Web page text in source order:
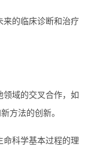
来的临床诊断和治疗
领域的交叉合作，如
方法的创新。
命科学基本过程的理